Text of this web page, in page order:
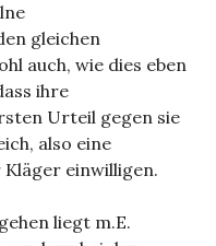
gleichen
auch, wie dies eben
ihre
Urteil gegen sie
also eine
einwilligen.
liegt m.E.